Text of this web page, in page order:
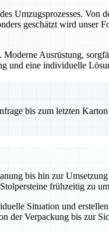
Umzugsprozesses. Von
geschätzt wird unser
Ausrüstung,
und eine individuelle
bis zum letzten
bis hin zur
frühzeitig zu
Situation und
der Verpackung bis zur